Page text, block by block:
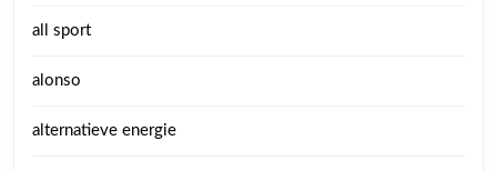
all sport
alonso
alternatieve energie